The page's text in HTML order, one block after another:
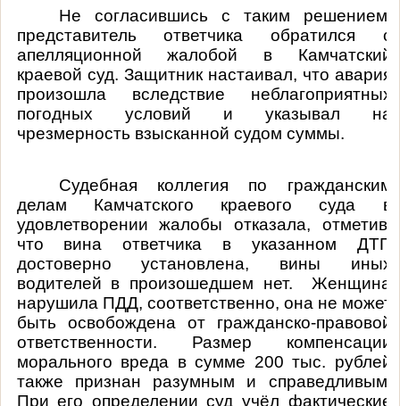
Не согласившись с таким решением,
представитель ответчика обратился с
апелляционной жалобой в Камчатский
краевой суд. Защитник настаивал, что авария
произошла вследствие неблагоприятных
погодных условий и указывал на
чрезмерность взысканной судом суммы.
Судебная коллегия по гражданским
делам Камчатского краевого суда в
удовлетворении жалобы отказала, отметив,
что вина ответчика в указанном ДТП
достоверно установлена, вины иных
водителей в произошедшем нет. Женщина
нарушила ПДД, соответственно, она не может
быть освобождена от гражданско-правовой
ответственности. Размер компенсации
морального вреда в сумме 200 тыс. рублей
также признан разумным и справедливым.
При его определении суд учёл фактические